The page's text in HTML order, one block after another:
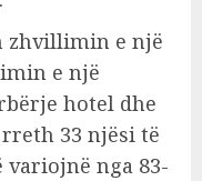
zhvillimin e një
e një
hotel dhe
33 njësi të
nga 83-